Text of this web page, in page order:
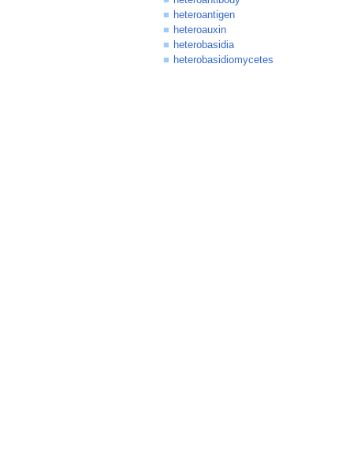
heteroantigen
heteroauxin
heterobasidia
heterobasidiomycetes